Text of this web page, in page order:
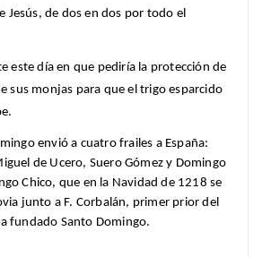
Jesús, de dos en dos por todo el
este día en que pediría la protección de
sus monjas para que el trigo esparcido
envió a cuatro frailes a España:
de Ucero, Suero Gómez y Domingo
Chico, que en la Navidad de 1218 se
junto a F. Corbalán, primer prior del
fundado Santo Domingo.